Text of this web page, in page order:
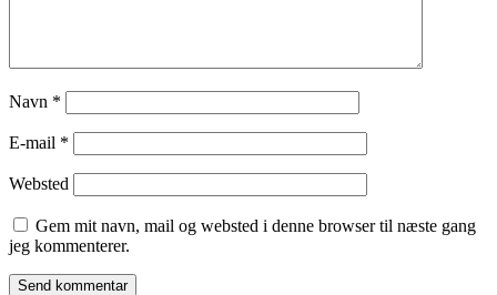
Navn *
E-mail *
Websted
Gem mit navn, mail og websted i denne browser til næste gang
jeg kommenterer.